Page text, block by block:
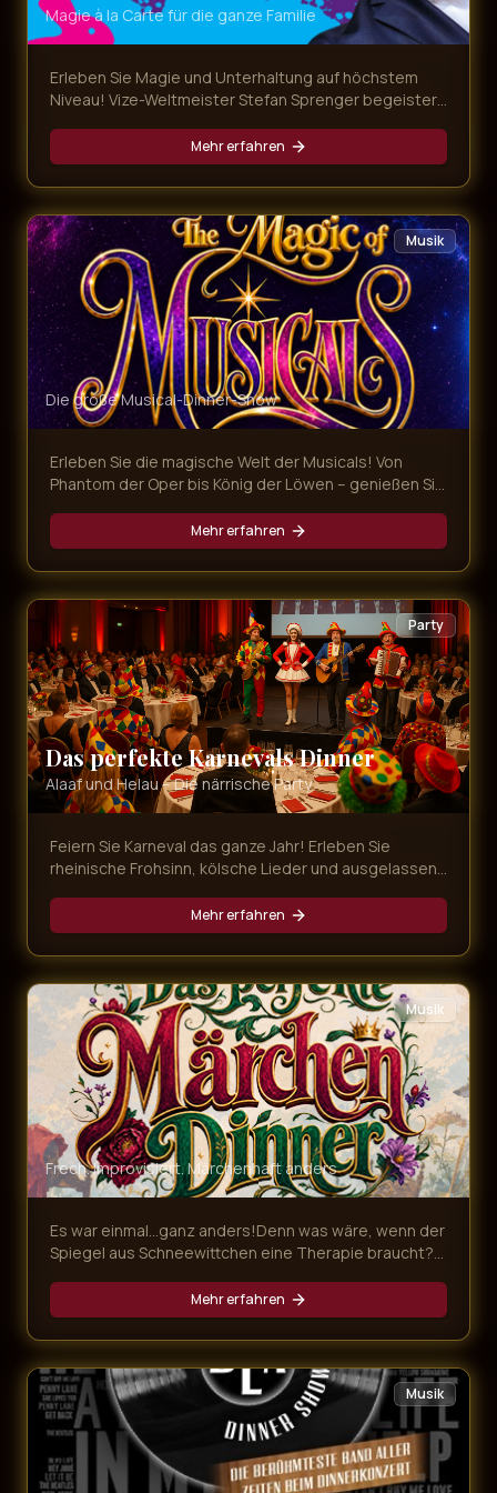
Magie à la Carte für die ganze Familie
Erleben Sie Magie und Unterhaltung auf höchstem
Niveau! Vize-Weltmeister Stefan Sprenger begeistert
magischen Überraschungen – begleitet von einem
köstlichen Mehr-Gänge-Menü.
Mehr erfahren
Musik
Die große Musical-Dinner-Show
Erleben Sie die magische Welt der Musicals! Von
Phantom der Oper bis König der Löwen – genießen Sie
dargeboten von erstklassigen Künstlern.
Mehr erfahren
Party
Das perfekte Karnevals Dinner
Alaaf und Helau – Die närrische Party
Feiern Sie Karneval das ganze Jahr! Erleben Sie
rheinische Frohsinn, kölsche Lieder und ausgelassene
mit leckerem Menü.Mehr erfahren
Musik
Frech. Improvisiert. Märchenhaft anders
Es war einmal…ganz anders!Denn was wäre, wenn der
Spiegel aus Schneewittchen eine Therapie braucht?
geraten drei berühmte Grimms-Geschichten gewaltig
ins Wanken. Dr. Rumpelstilzchen behandelt
sprechende Spiegel, das „tapfere“ Schneiderlein ist
ein Hasenfuß und die Gäste schlüpfen in zahllose,
märchenhafte Rollen. Das Ensemble sorgt mit Witz,
Improvisation und Mitmach-Charme für ein Erdbeben
des Zwerchfells – und ein Erlebnis jenseits von „es
war einmal…“!
Mehr erfahren
Musik